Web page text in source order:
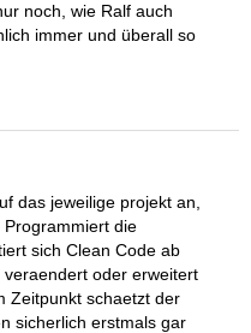
noch, wie Ralf auch
immer und überall so
das jeweilige projekt an,
die
sich Clean Code ab
oder erweitert
Zeitpunkt schaetzt der
sicherlich erstmals gar